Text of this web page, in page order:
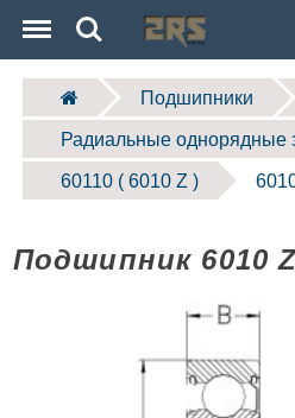
Search
Подшипники
Радиальные однорядные
60110 ( 6010 Z )
Подшипник 6010